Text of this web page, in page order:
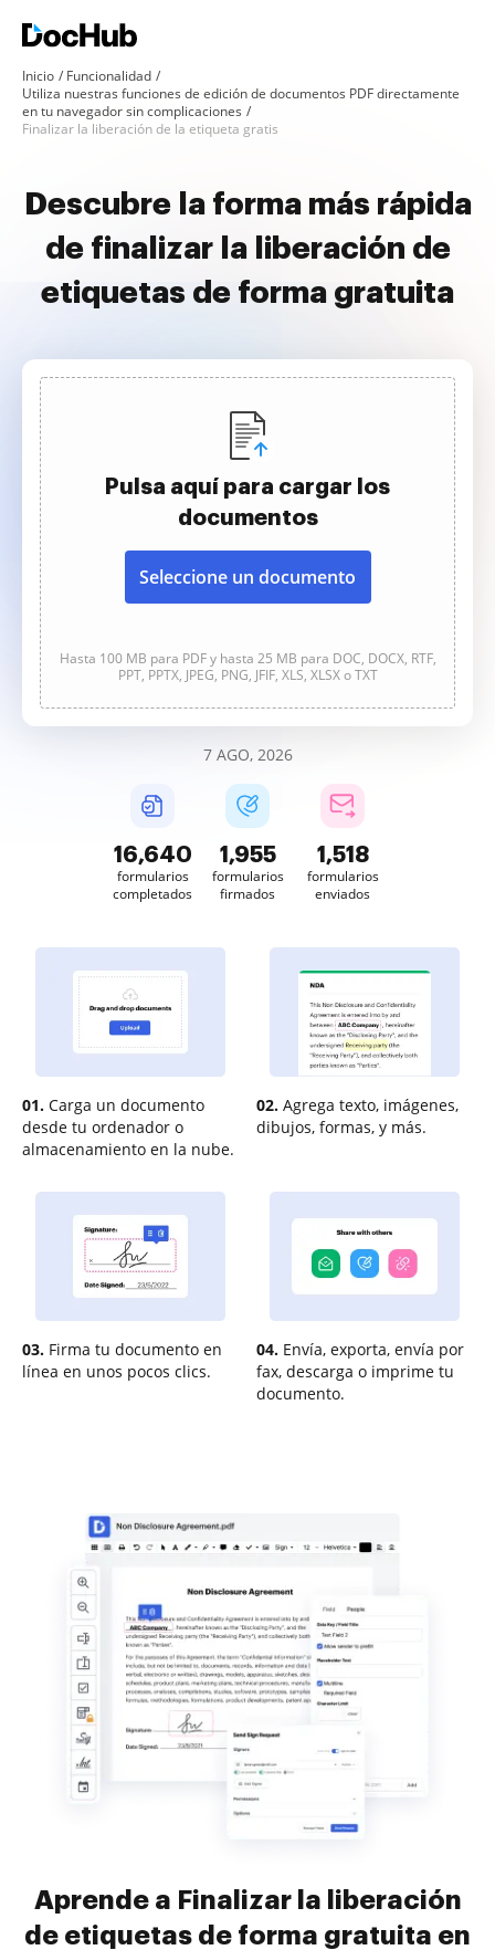
Inicio
Funcionalidad
Utiliza nuestras funciones de edición de documentos PDF directamente
en tu navegador sin complicaciones
Finalizar la liberación de la etiqueta gratis
Descubre la forma más rápida
de finalizar la liberación de
etiquetas de forma gratuita
Pulsa aquí para cargar los
documentos
Seleccione un documento
Hasta 100 MB para PDF y hasta 25 MB para DOC, DOCX, RTF,
PPT, PPTX, JPEG, PNG, JFIF, XLS, XLSX o TXT
7 AGO, 2026
16,640
formularios
completados
1,955
formularios
firmados
1,518
formularios
enviados
01. Carga un documento
desde tu ordenador o
almacenamiento en la nube.
02. Agrega texto, imágenes,
dibujos, formas, y más.
03. Firma tu documento en
línea en unos pocos clics.
04. Envía, exporta, envía por
fax, descarga o imprime tu
documento.
Aprende a Finalizar la liberación
de etiquetas de forma gratuita en